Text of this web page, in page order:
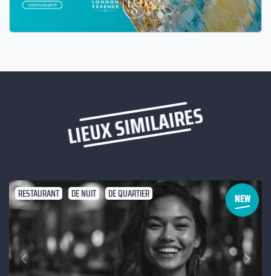
LIEUX SIMILAIRES
RESTAURANT DE NUIT DE QUARTIER
Précédent
Suivant